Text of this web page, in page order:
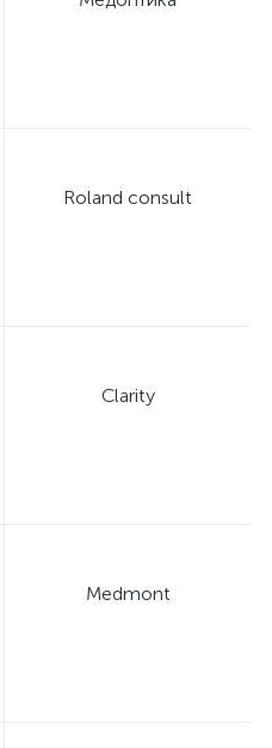
Roland consult
Clarity
Medmont